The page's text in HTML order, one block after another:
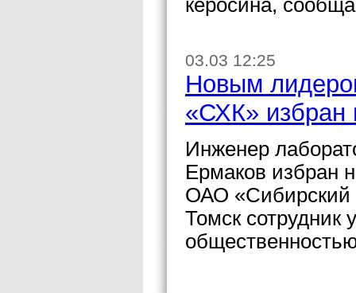
керосина,
03.03 12:25
Новым
«СХК»
Инженер
Ермаков избран
ОАО «Сибирский
Томск сотрудник